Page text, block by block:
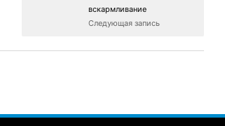
вскармливание
Следующая запись